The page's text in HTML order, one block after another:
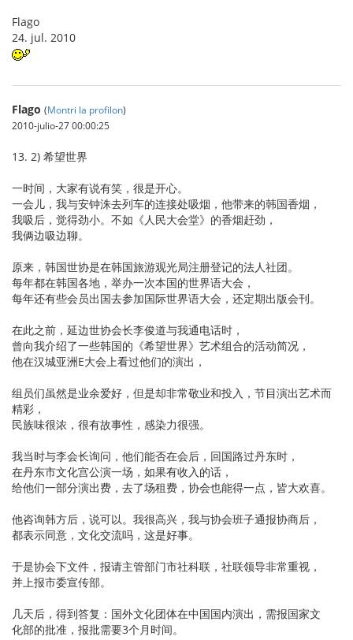
Flago
24. jul. 2010
Flago (Montri la profilon)
2010-julio-27 00:00:25
13. 2) 希望世界
一时间，大家有说有笑，很是开心。
一会儿，我与安钟洙去列车的连接处吸烟，他带来的韩国香烟，
我吸后，觉得劲小。不如《人民大会堂》的香烟赶劲，
我俩边吸边聊。
原来，韩国世协是在韩国旅游观光局注册登记的法人社团。
每年都在韩国各地，举办一次本国的世界语大会，
每年还有些会员出国去参加国际世界语大会，还定期出版会刊。
在此之前，延边世协会长李俊道与我通电话时，
曾向我介绍了一些韩国的《希望世界》艺术组合的活动简况，
他在汉城亚洲E大会上看过他们的演出，
组员们虽然是业余爱好，但是却非常敬业和投入，节目演出艺术而
精彩，
民族味很浓，很有故事性，感染力很强。
我当时与李会长询问，他们能否在会后，回国路过丹东时，
在丹东市文化宫公演一场，如果有收入的话，
给他们一部分演出费，去了场租费，协会也能得一点，皆大欢喜。
他咨询韩方后，说可以。我很高兴，我与协会班子通报协商后，
都表示同意，文化交流吗，这是好事。
于是协会下文件，报请主管部门市社科联，社联领导非常重视，
并上报市委宣传部。
几天后，得到答复：国外文化团体在中国国内演出，需报国家文
化部的批准，报批需要3个月时间。